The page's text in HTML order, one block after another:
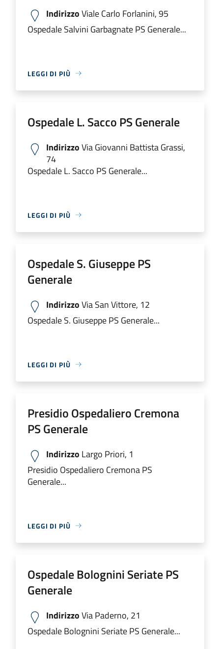
IndirizzoViale Carlo Forlanini, 95
Ospedale Salvini Garbagnate PS Generale...
LEGGI DI PIÙ
Ospedale L. Sacco PS Generale
IndirizzoVia Giovanni Battista Grassi,
74
Ospedale L. Sacco PS Generale...
LEGGI DI PIÙ
Ospedale S. Giuseppe PS
Generale
IndirizzoVia San Vittore, 12
Ospedale S. Giuseppe PS Generale...
LEGGI DI PIÙ
Presidio Ospedaliero Cremona
PS Generale
Indirizzo Largo Priori, 1
Presidio Ospedaliero Cremona PS
Generale...
LEGGI DI PIÙ
Ospedale Bolognini Seriate PS
Generale
IndirizzoVia Paderno, 21
Ospedale Bolognini Seriate PS Generale...